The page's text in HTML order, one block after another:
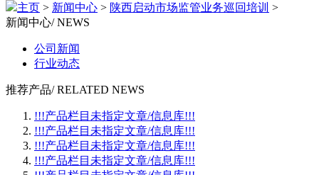
主页 > 新闻中心 > 陕西启动市场监管业务巡回培训 >
新闻中心/ NEWS
公司新闻
行业动态
推荐产品/ RELATED NEWS
!!!产品栏目未指定文章/信息库!!!
!!!产品栏目未指定文章/信息库!!!
!!!产品栏目未指定文章/信息库!!!
!!!产品栏目未指定文章/信息库!!!